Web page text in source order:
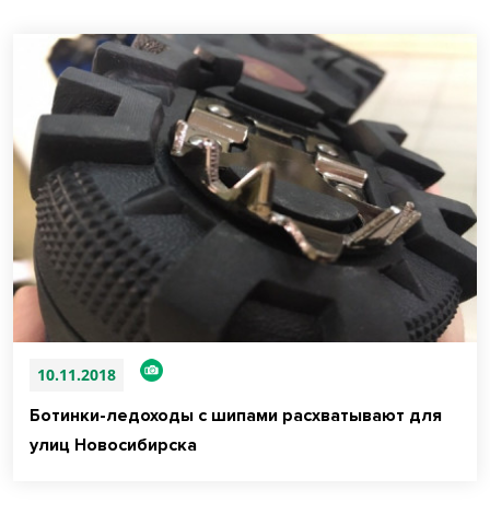
10.11.2018
Ботинки-ледоходы с шипами расхватывают для
улиц Новосибирска